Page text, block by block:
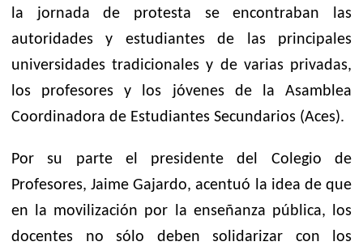
la jornada de protesta se encontraban las
autoridades y estudiantes de las principales
universidades tradicionales y de varias privadas,
los profesores y los jóvenes de la Asamblea
Coordinadora de Estudiantes Secundarios (Aces).
Por su parte el presidente del Colegio de
Profesores, Jaime Gajardo, acentuó la idea de que
en la movilización por la enseñanza pública, los
docentes no sólo deben solidarizar con los